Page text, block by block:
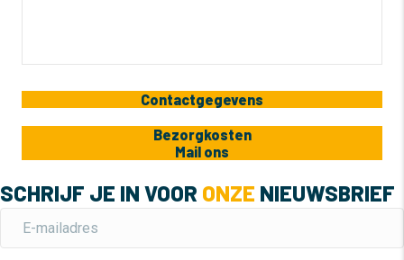
Contactgegevens
Bezorgkosten
Mail ons
SCHRIJF JE IN VOOR ONZE NIEUWSBRIEF